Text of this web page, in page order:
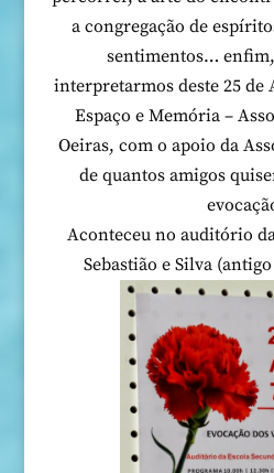
a congregação de
sentimentos…
interpretarmos deste 25
Espaço e Memória –
Oeiras, com o apoio da
de quantos amigos
Aconteceu no auditório
Sebastião e Silva